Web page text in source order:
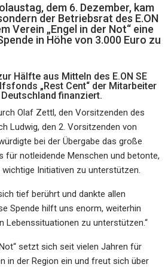
dem 6. Dezember, kam
der Betriebsrat des E.ON
Verein „Engel in der Not“ eine
in Höhe von 3.000 Euro zu
Hälfte aus Mitteln des E.ON SE
„Rest Cent“ der Mitarbeiter
finanziert.
Olaf Zettl, den Vorsitzenden des
Ludwig, den 2. Vorsitzenden von
bei der Übergabe das große
für notleidende Menschen und betonte,
Initiativen zu unterstützen.
tief berührt und dankte allen
Spende hilft uns enorm, weiterhin
Lebenssituationen zu unterstützen.“
setzt sich seit vielen Jahren für
in der Region ein und freut sich über